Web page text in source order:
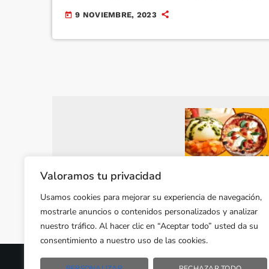
Valoramos tu privacidad
Usamos cookies para mejorar su experiencia de navegación,
mostrarle anuncios o contenidos personalizados y analizar
nuestro tráfico. Al hacer clic en “Aceptar todo” usted da su
consentimiento a nuestro uso de las cookies.
e teatro relacionados coa celebración de
Santa Icía e coa conmemoración do Día
internacional da eliminación da violencia
today 9 NOVIEMBRE, 2023